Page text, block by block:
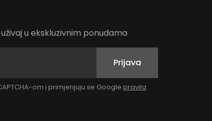
u ekskluzivnim ponudama
Prijava
om i primjenjuju se Google pravila